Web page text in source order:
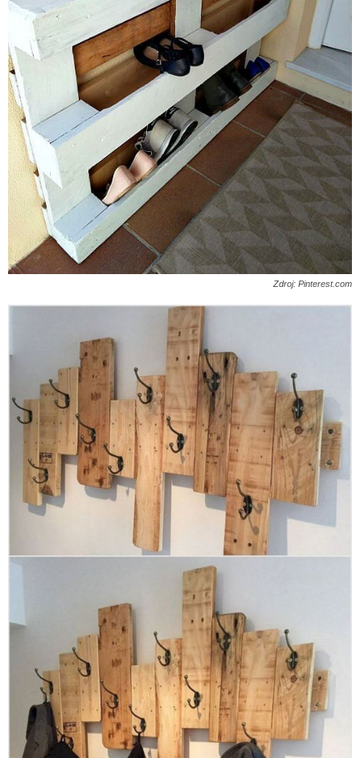
Zdroj: Pinterest.com